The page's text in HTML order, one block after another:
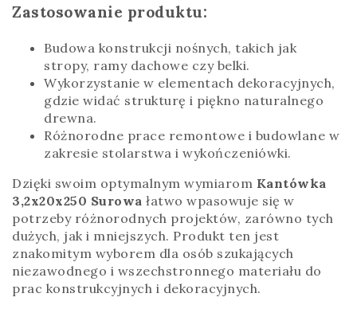
Zastosowanie produktu:
Budowa konstrukcji nośnych, takich jak
stropy, ramy dachowe czy belki.
Wykorzystanie w elementach dekoracyjnych,
gdzie widać strukturę i piękno naturalnego
drewna.
Różnorodne prace remontowe i budowlane w
zakresie stolarstwa i wykończeniówki.
Dzięki swoim optymalnym wymiarom Kantówka
3,2x20x250 Surowa łatwo wpasowuje się w
potrzeby różnorodnych projektów, zarówno tych
dużych, jak i mniejszych. Produkt ten jest
znakomitym wyborem dla osób szukających
niezawodnego i wszechstronnego materiału do
prac konstrukcyjnych i dekoracyjnych.